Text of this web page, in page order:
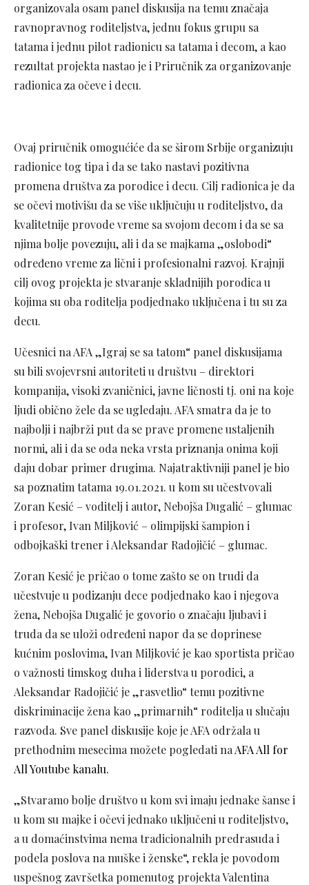
organizovala osam panel diskusija na temu značaja
ravnopravnog roditeljstva, jednu fokus grupu sa
tatama i jednu pilot radionicu sa tatama i decom, a kao
rezultat projekta nastao je i Priručnik za organizovanje
radionica za očeve i decu.
Ovaj priručnik omogućiće da se širom Srbije organizuju
radionice tog tipa i da se tako nastavi pozitivna
promena društva za porodice i decu. Cilj radionica je da
se očevi motivišu da se više uključuju u roditeljstvo, da
kvalitetnije provode vreme sa svojom decom i da se sa
njima bolje povezuju, ali i da se majkama „oslobodi“
određeno vreme za lični i profesionalni razvoj. Krajnji
cilj ovog projekta je stvaranje skladnijih porodica u
kojima su oba roditelja podjednako uključena i tu su za
decu.
Učesnici na AFA „Igraj se sa tatom“ panel diskusijama
su bili svojevrsni autoriteti u društvu – direktori
kompanija, visoki zvaničnici, javne ličnosti tj. oni na koje
ljudi obično žele da se ugledaju. AFA smatra da je to
najbolji i najbrži put da se prave promene ustaljenih
normi, ali i da se oda neka vrsta priznanja onima koji
daju dobar primer drugima. Najatraktivniji panel je bio
sa poznatim tatama 19.01.2021. u kom su učestvovali
Zoran Kesić – voditelj i autor, Nebojša Dugalić – glumac
i profesor, Ivan Miljković – olimpijski šampion i
odbojkaški trener i Aleksandar Radojičić – glumac.
Zoran Kesić je pričao o tome zašto se on trudi da
učestvuje u podizanju dece podjednako kao i njegova
žena, Nebojša Dugalić je govorio o značaju ljubavi i
truda da se uloži određeni napor da se doprinese
kućnim poslovima, Ivan Miljković je kao sportista pričao
o važnosti timskog duha i liderstva u porodici, a
Aleksandar Radojičić je „rasvetlio“ temu pozitivne
diskriminacije žena kao „primarnih“ roditelja u slučaju
razvoda. Sve panel diskusije koje je AFA održala u
prethodnim mesecima možete pogledati naAFA All for
All Youtube kanalu.
„Stvaramo bolje društvo u kom svi imaju jednake šanse i
u kom su majke i očevi jednako uključeni u roditeljstvo,
a u domaćinstvima nema tradicionalnih predrasuda i
podela poslova na muške i ženske“, rekla je povodom
uspešnog završetka pomenutog projekta Valentina